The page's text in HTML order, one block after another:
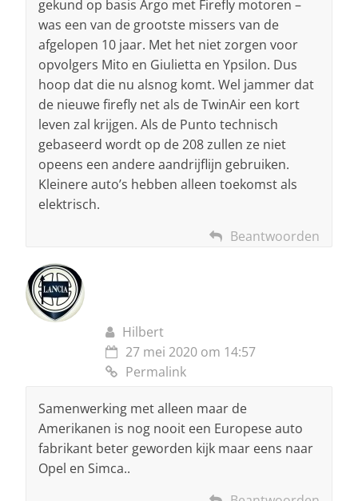
gekund op basis Argo met Firefly motoren –
was een van de grootste missers van de
afgelopen 10 jaar. Met het niet zorgen voor
opvolgers Mito en Giulietta en Ypsilon. Dus
hoop dat die nu alsnog komt. Wel jammer dat
de nieuwe firefly net als de TwinAir een kort
leven zal krijgen. Als de Punto technisch
gebaseerd wordt op de 208 zullen ze niet
opeens een andere aandrijflijn gebruiken.
Kleinere auto’s hebben alleen toekomst als
elektrisch.
Beantwoorden
Hilbert
27 mei 2020 om 14:57
Permalink
Samenwerking met alleen maar de
Amerikanen is nog nooit een Europese auto
fabrikant beter geworden kijk maar eens naar
Opel en Simca..